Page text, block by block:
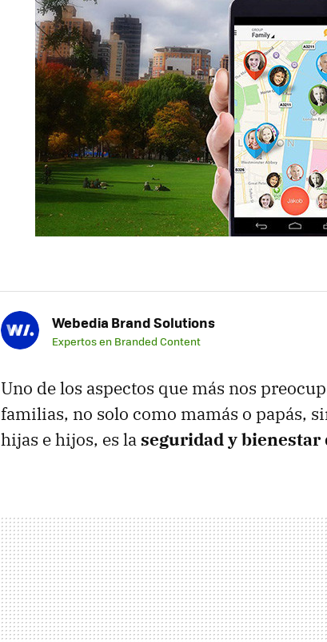
Webedia Brand Solutions
Expertos en Branded Content
Uno de los aspectos que más nos
familias, no solo como mamás o papás,
hijas e hijos, es laseguridad y bienestar